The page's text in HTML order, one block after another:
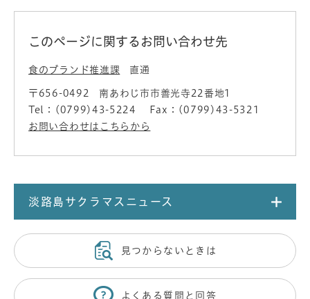
このページに関するお問い合わせ先
食のブランド推進課 直通
〒656-0492
南あわじ市市善光寺22番地1
Tel：(0799)43-5224
Fax：(0799)43-5321
お問い合わせはこちらから
淡路島サクラマスニュース
見つからないときは
よくある質問と回答